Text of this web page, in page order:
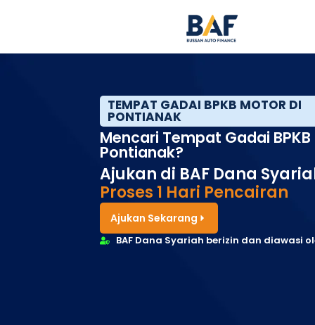
TEMPAT GADAI BPKB MOTOR DI
PONTIANAK
Mencari Tempat Gadai
Pontianak?
Ajukan di BAF Dana
Proses 1 Hari Pencairan
Ajukan Sekarang
BAF Dana Syariah berizin dan diawasi